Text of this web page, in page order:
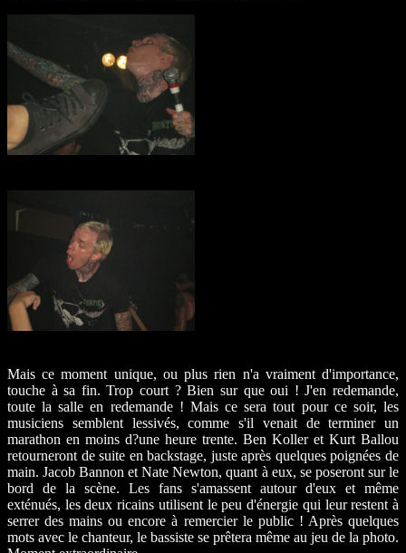
Mais ce moment unique, ou plus rien n'a vraiment d'importance,
touche à sa fin. Trop court ? Bien sur que oui ! J'en redemande,
toute la salle en redemande ! Mais ce sera tout pour ce soir, les
musiciens semblent lessivés, comme s'il venait de terminer un
marathon en moins d?une heure trente. Ben Koller et Kurt Ballou
retourneront de suite en backstage, juste après quelques poignées de
main. Jacob Bannon et Nate Newton, quant à eux, se poseront sur le
bord de la scène. Les fans s'amassent autour d'eux et même
exténués, les deux ricains utilisent le peu d'énergie qui leur restent à
serrer des mains ou encore à remercier le public ! Après quelques
mots avec le chanteur, le bassiste se prêtera même au jeu de la photo.